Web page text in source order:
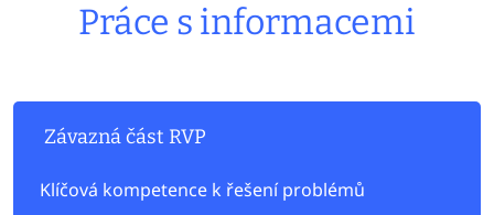
Práce s informacemi
Závazná část RVP
Klíčová kompetence k řešení problémů